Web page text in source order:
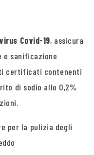
Covid-19, assicura
e sanificazione
certificati contenenti
di sodio allo 0,2%
per la pulizia degli